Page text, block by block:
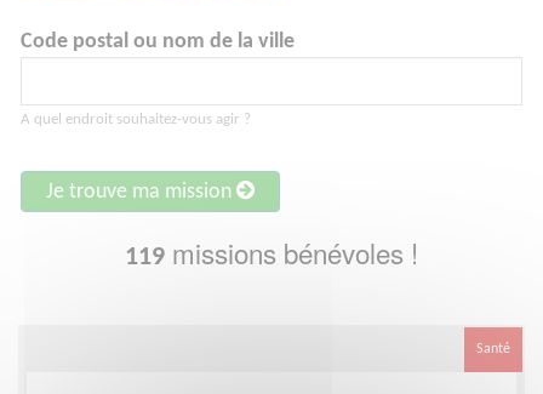
Code postal ou nom de la ville
A quel endroit souhaitez-vous agir ?
Je trouve ma mission
119 missions bénévoles !
Santé